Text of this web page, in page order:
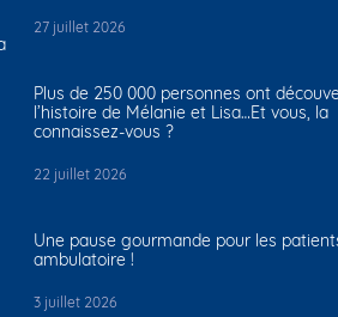
27 juillet 2026
Plus de 250 000 personnes ont
l’histoire de Mélanie et Lisa…Et vous, la
connaissez-vous ?
22 juillet 2026
Une pause gourmande pour les
ambulatoire !
3 juillet 2026